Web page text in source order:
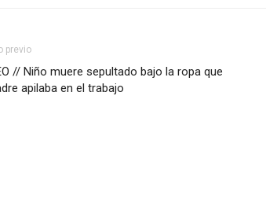
previo
// Niño muere sepultado bajo la ropa que
apilaba en el trabajo